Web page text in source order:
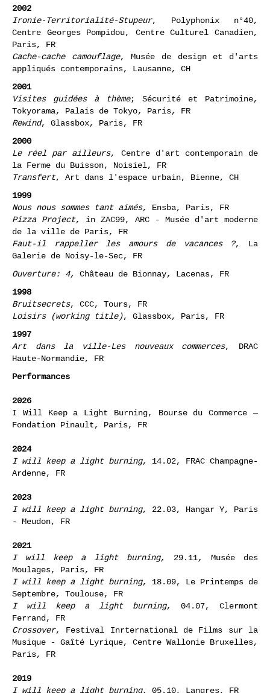
Die oeffene Stadt
2002
Ironie-Territorialité-Stupeur
Centre Georges Pompidou, Centre Culturel Canadien,
Paris, FR
appliqués contemporains, Lausanne, CH
2001
Visites guidées à thème
; Sécurité et Patrimoine,
Rewind
2000
Le réel par ailleurs, Centre d'art contemporain de
Transfert
1999
Nous nous sommes tant aimés
Pizza Project, in ZAC99, ARC - Musée d'art moderne
de la ville de Paris, FR
Galerie de Noisy-le-Sec, FR
Ouverture: 4,
1998
Loisirs (working title)
1997
Haute-Normandie, FR
Performances
2026
Fondation Pinault, Paris, FR
2024
Ardenne, FR
2023
- Meudon, FR
2021
I will keep a light burning,29.11 ,Musée des
Moulages, Paris, FR
I will keep a light burning, 18.09, Le Printemps de
Septembre, Toulouse, FR
I will keep a light burning, 04.07, Clermont
Ferrand, FR
Crossover
Paris, FR